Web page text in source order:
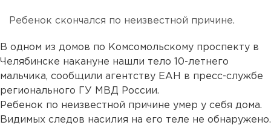
Ребенок скончался по неизвестной причине.
В одном из домов по Комсомольскому проспекту в
Челябинске накануне нашли тело 10-летнего
мальчика, сообщили агентству ЕАН в пресс-службе
регионального ГУ МВД России.
Ребенок по неизвестной причине умер у себя дома.
Видимых следов насилия на его теле не обнаружено.